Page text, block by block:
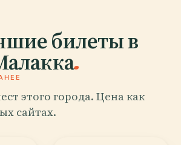
билеты в
.
этого города. Цена как
сайтах.